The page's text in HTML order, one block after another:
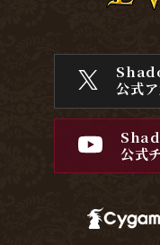
公式
公式